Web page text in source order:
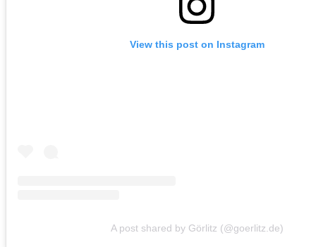
View this post on Instagram
A post shared by Görlitz (@goerlitz.de)